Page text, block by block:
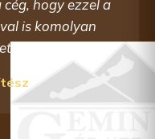
hogy ezzel a
is komolyan
Köszönjük!”